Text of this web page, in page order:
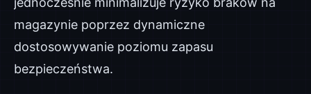
magazynie poprzez dynamiczne
dostosowywanie poziomu zapasu
bezpieczeństwa.